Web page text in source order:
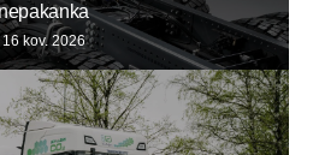
16 kov. 2026